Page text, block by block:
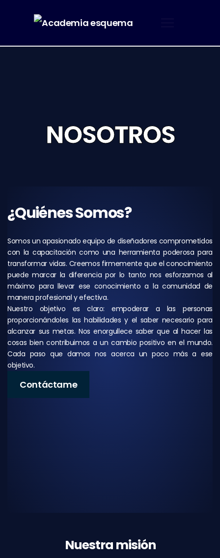
NOSOTROS
¿Quiénes Somos?
Somos un apasionado equipo de diseñadores comprometidos
con la capacitación como una herramienta poderosa para
transformar vidas. Creemos firmemente que el conocimiento
puede marcar la diferencia por lo tanto nos esforzamos al
máximo para llevar ese conocimiento a la comunidad de
manera profesional y efectiva.
Nuestro objetivo es claro: empoderar a las personas
proporcionándoles las habilidades y el saber necesario para
alcanzar sus metas. Nos enorgullece saber que al hacer las
cosas bien contribuimos a un cambio positivo en el mundo.
Cada paso que damos nos acerca un poco más a ese
objetivo.
Contáctame
Nuestra misión